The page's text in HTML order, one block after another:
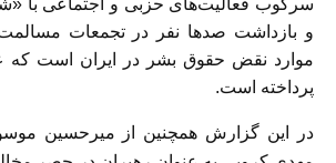
سرکوب فعالیت‌های حزبی و اجتماعی با
و بازداشت صدها نفر در تجمعات
موارد نقض حقوق بشر در ایران است که
پرداخته است.
در این گزارش همچنین از میرحسین